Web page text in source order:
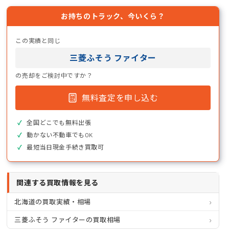
お持ちのトラック、今いくら？
この実績と同じ
三菱ふそう ファイター
の売却をご検討中ですか？
無料査定を申し込む
全国どこでも無料出張
動かない不動車でもOK
最短当日現金手続き買取可
関連する買取情報を見る
北海道の買取実績・相場
三菱ふそう ファイターの買取相場